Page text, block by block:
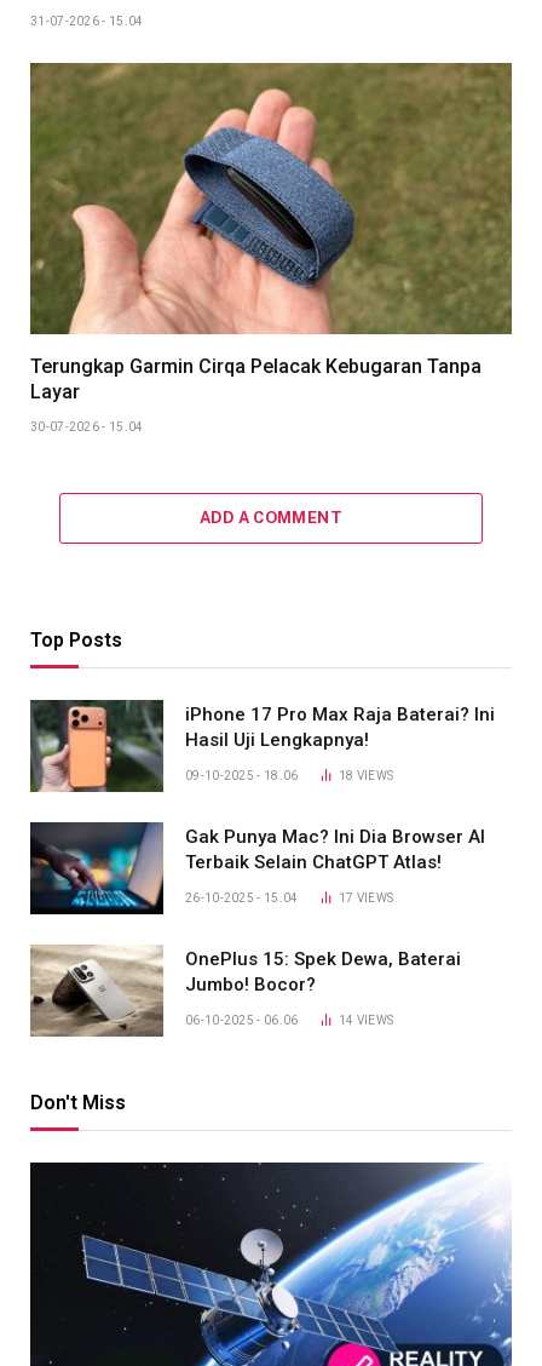
31-07-2026 - 15.04
Terungkap Garmin Cirqa Pelacak Kebugaran Tanpa
Layar
30-07-2026 - 15.04
ADD A COMMENT
Top Posts
iPhone 17 Pro Max Raja Baterai? Ini
Hasil Uji Lengkapnya!
09-10-2025 - 18.06 18 VIEWS
Gak Punya Mac? Ini Dia Browser AI
Terbaik Selain ChatGPT Atlas!
26-10-2025 - 15.04 17 VIEWS
OnePlus 15: Spek Dewa, Baterai
Jumbo! Bocor?
06-10-2025 - 06.06 14 VIEWS
Don't Miss